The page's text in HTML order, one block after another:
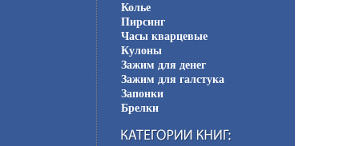
Колье
Пирсинг
Часы кварцевые
Кулоны
Зажим для денег
Зажим для галстука
Запонки
Брелки